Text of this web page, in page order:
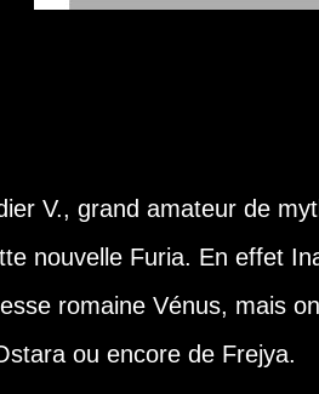
V., grand amateur de
nouvelle Furia. En effet
romaine Vénus, mais
ou encore de Frejya.